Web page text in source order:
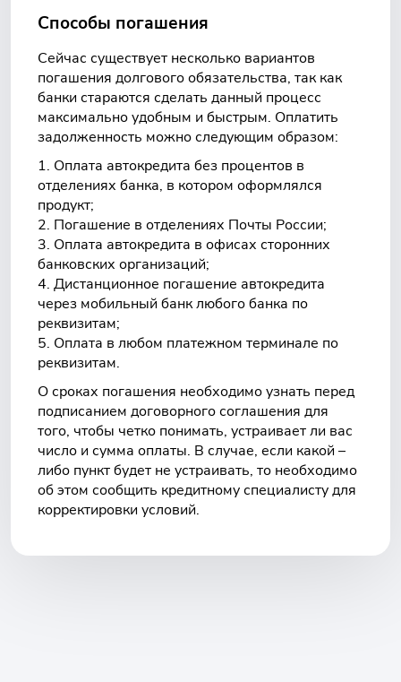
Способы погашения
Сейчас существует несколько вариантов
погашения долгового обязательства, так как
банки стараются сделать данный процесс
максимально удобным и быстрым. Оплатить
задолженность можно следующим образом:
Оплата автокредита без процентов в
отделениях банка, в котором оформлялся
продукт;
Погашение в отделениях Почты России;
Оплата автокредита в офисах сторонних
банковских организаций;
Дистанционное погашение автокредита
через мобильный банк любого банка по
реквизитам;
Оплата в любом платежном терминале по
реквизитам.
О сроках погашения необходимо узнать перед
подписанием договорного соглашения для
того, чтобы четко понимать, устраивает ли вас
число и сумма оплаты. В случае, если какой –
либо пункт будет не устраивать, то необходимо
об этом сообщить кредитному специалисту для
корректировки условий.